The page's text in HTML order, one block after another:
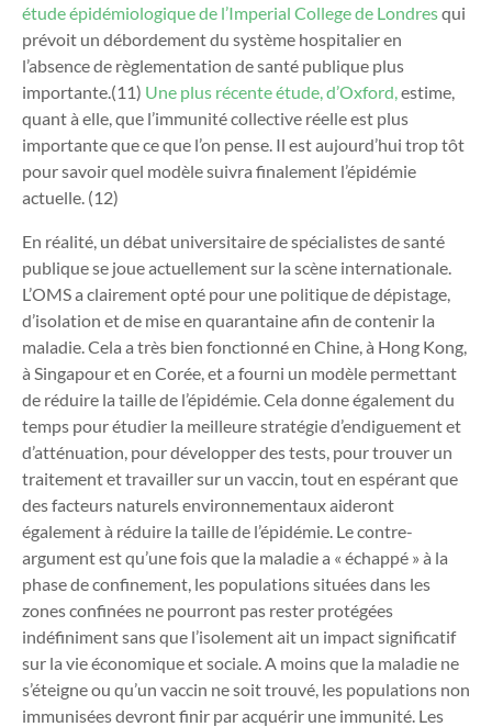
étude épidémiologique de l’Imperial College de Londresqui
prévoit un débordement du système hospitalier en
l’absence de règlementation de santé publique plus
importante.(11) Une plus récente étude, d’Oxford estime,
quant à elle, que l’immunité collective réelle est plus
importante que ce que l’on pense. Il est aujourd’hui trop tôt
pour savoir quel modèle suivra finalement l’épidémie
actuelle. (12)
En réalité, un débat universitaire de spécialistes de santé
publique se joue actuellement sur la scène internationale.
L’OMS a clairement opté pour une politique de dépistage,
d’isolation et de mise en quarantaine afin de contenir la
maladie. Cela a très bien fonctionné en Chine, à Hong Kong,
à Singapour et en Corée, et a fourni un modèle permettant
de réduire la taille de l’épidémie. Cela donne également du
temps pour étudier la meilleure stratégie d’endiguement et
d’atténuation, pour développer des tests, pour trouver un
traitement et travailler sur un vaccin, tout en espérant que
des facteurs naturels environnementaux aideront
également à réduire la taille de l’épidémie. Le contre-
argument est qu’une fois que la maladie a « échappé » à la
phase de confinement, les populations situées dans les
zones confinées ne pourront pas rester protégées
indéfiniment sans que l’isolement ait un impact significatif
sur la vie économique et sociale. A moins que la maladie ne
s’éteigne ou qu’un vaccin ne soit trouvé, les populations non
immunisées devront finir par acquérir une immunité. Les